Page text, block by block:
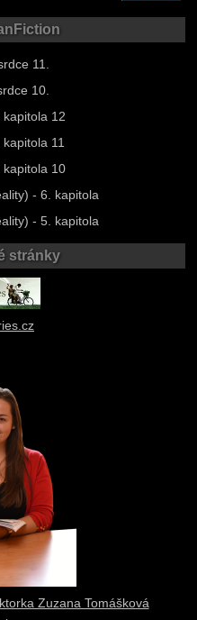
11.
10.
kapitola 12
11
kapitola 10
- 6. kapitola
- 5. kapitola
stránky
Zuzana Tomášková